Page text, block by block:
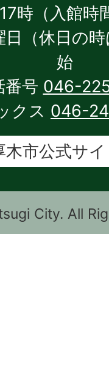
時（入館
（休日の
始
番号 046-
クス 046-
木市公式サ
City. All